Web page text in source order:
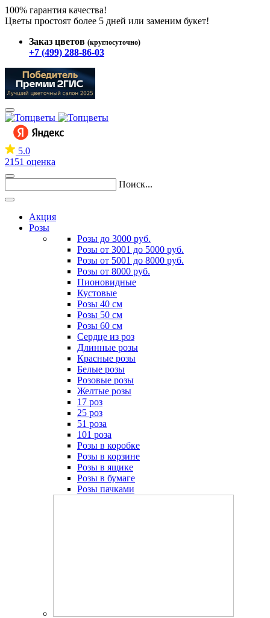
100% гарантия качества!
Цветы простоят более 5 дней или заменим букет!
Заказ цветов (круглосуточно)
+7 (499) 288-86-03
5.0
2151 оценка
Поиск...
Акция
Розы
Розы до 3000 руб.
Розы от 3001 до 5000 руб.
Розы от 5001 до 8000 руб.
Розы от 8000 руб.
Пионовидные
Кустовые
Розы 40 см
Розы 50 см
Розы 60 см
Сердце из роз
Длинные розы
Красные розы
Белые розы
Розовые розы
Желтые розы
17 роз
25 роз
51 роза
101 роза
Розы в коробке
Розы в корзине
Розы в ящике
Розы в бумаге
Розы пачками